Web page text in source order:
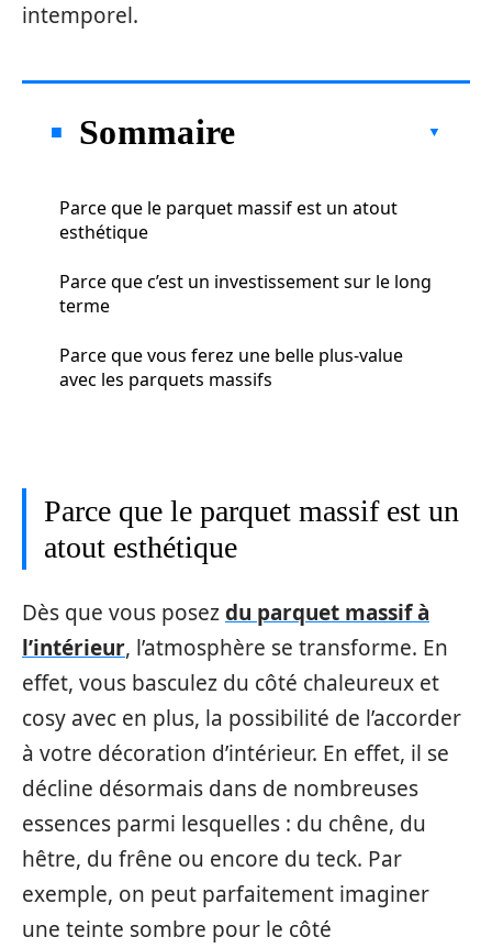
intemporel.
Sommaire
Parce que le parquet massif est un atout
esthétique
Parce que c’est un investissement sur le long
terme
Parce que vous ferez une belle plus-value
avec les parquets massifs
Parce que le parquet massif est un
atout esthétique
Dès que vous posezdu parquet massif à
l’intérieur, l’atmosphère se transforme. En
effet, vous basculez du côté chaleureux et
cosy avec en plus, la possibilité de l’accorder
à votre décoration d’intérieur. En effet, il se
décline désormais dans de nombreuses
essences parmi lesquelles : du chêne, du
hêtre, du frêne ou encore du teck. Par
exemple, on peut parfaitement imaginer
une teinte sombre pour le côté